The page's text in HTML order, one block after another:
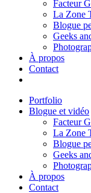
Facteur
La Zone
Blogue
Geeks
À propos
Contact
Portfolio
Blogue et vidéo
Facteur
La Zone
Blogue
Geeks
À propos
Contact